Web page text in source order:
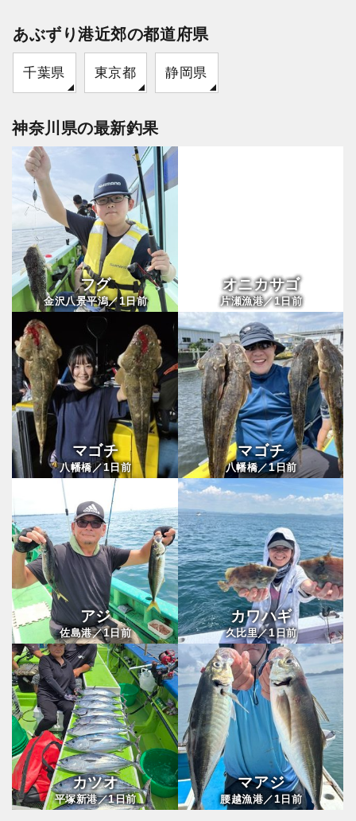
あぶずり港近郊の都道府県
千葉県 東京都 静岡県
神奈川県の最新釣果
フグ
金沢八景平潟／ 1日前
オニカサゴ
片瀬漁港／1日前
マゴチ
八幡橋／1日前
マゴチ
八幡橋／1日前
アジ
佐島港／1 日前
カワハギ
久比里／1日前
カツオ
平塚新港／1日前
マアジ
腰越漁港／1日前